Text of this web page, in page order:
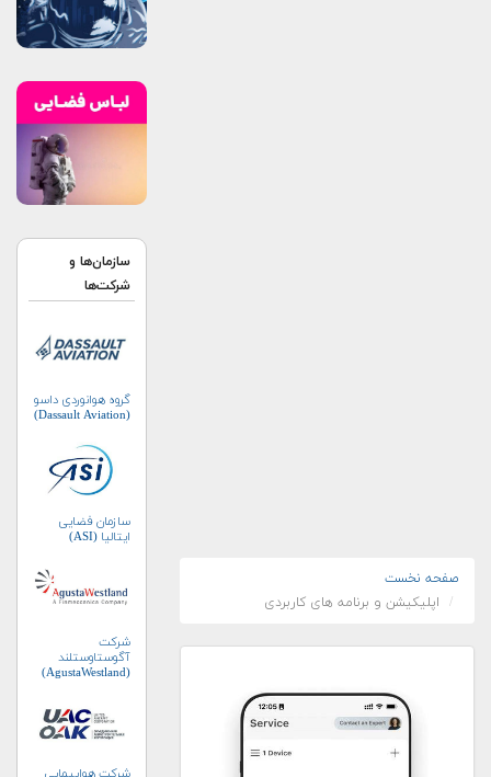
صفحه نخست
اپلیکیشن و برنامه های کاربردی
سازمان‌ها و
شرکت‌ها
گروه هوانوردی داسو
(Dassault Aviation)
سازمان فضایی
ایتالیا (ASI)
شرکت
آگوستاوستلند
(AgustaWestland)